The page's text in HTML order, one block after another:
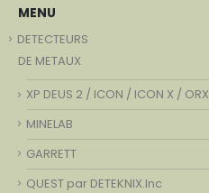
MENU
DETECTEURS
DE METAUX
XP DEUS 2 / ICON / ICON X / ORX
MINELAB
GARRETT
QUEST par DETEKNIX.Inc